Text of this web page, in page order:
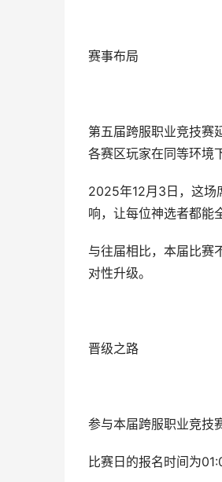
赛事布局
第五届跨服职业竞技赛
各赛区玩家在同等环境
2025年12月3日，这场
响，让每位神选者都能
与往届相比，本届比赛
对性升级。
晋级之路
参与本届跨服职业竞技
比赛日的报名时间为